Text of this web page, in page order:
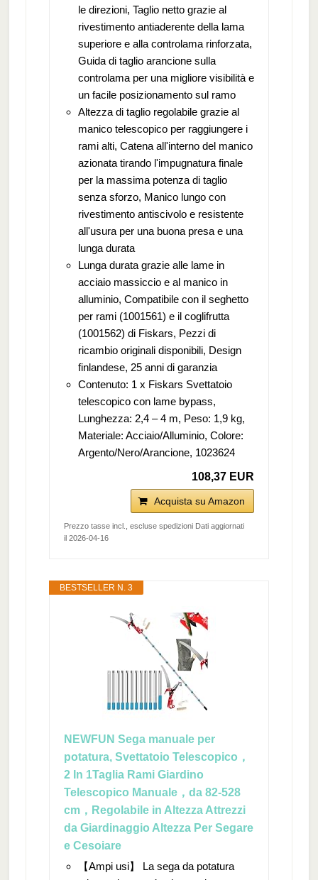
le direzioni, Taglio netto grazie al
rivestimento antiaderente della lama
superiore e alla controlama rinforzata,
Guida di taglio arancione sulla
controlama per una migliore visibilità e
un facile posizionamento sul ramo
Altezza di taglio regolabile grazie al
manico telescopico per raggiungere i
rami alti, Catena all'interno del manico
azionata tirando l'impugnatura finale
per la massima potenza di taglio
senza sforzo, Manico lungo con
rivestimento antiscivolo e resistente
all'usura per una buona presa e una
lunga durata
Lunga durata grazie alle lame in
acciaio massiccio e al manico in
alluminio, Compatibile con il seghetto
per rami (1001561) e il coglifrutta
(1001562) di Fiskars, Pezzi di
ricambio originali disponibili, Design
finlandese, 25 anni di garanzia
Contenuto: 1 x Fiskars Svettatoio
telescopico con lame bypass,
Lunghezza: 2,4 – 4 m, Peso: 1,9 kg,
Materiale: Acciaio/Alluminio, Colore:
Argento/Nero/Arancione, 1023624
108,37 EUR
Acquista su Amazon
Prezzo tasse incl., escluse spedizioni Dati aggiornati
il 2026-04-16
BESTSELLER N. 3
NEWFUN Sega manuale per
potatura, Svettatoio Telescopico，
2 In 1Taglia Rami Giardino
Telescopico Manuale，da 82-528
cm，Regolabile in Altezza Attrezzi
da Giardinaggio Altezza Per Segare
e Cesoiare
【Ampi usi】 La sega da potatura